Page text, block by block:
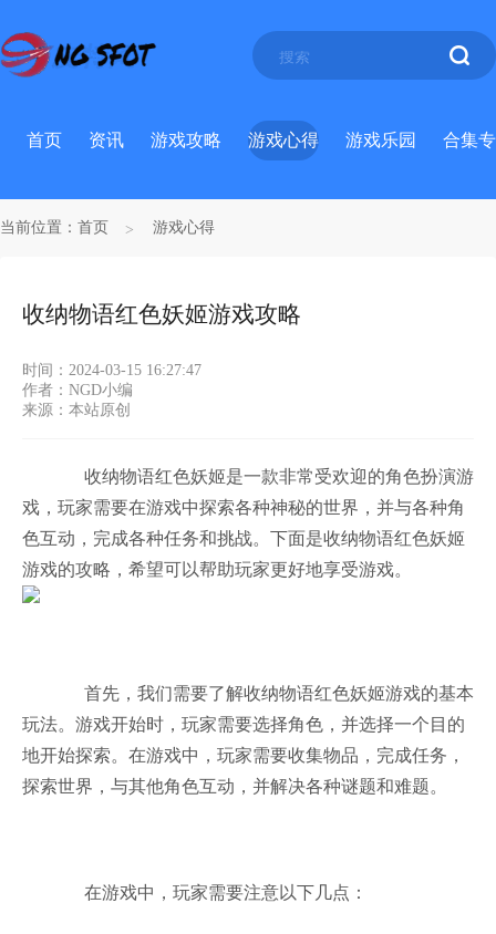
首页 资讯 游戏攻略 游戏心得 游戏乐园 合集
当前位置： 首页 游戏心得
收纳物语红色妖姬游戏攻略
时间：2024-03-15 16:27:47
作者：NGD小编
来源：本站原创
收纳物语红色妖姬是一款非常受欢迎的角色扮演游
戏，玩家需要在游戏中探索各种神秘的世界，并与各种角
色互动，完成各种任务和挑战。下面是收纳物语红色妖姬
游戏的攻略，希望可以帮助玩家更好地享受游戏。
首先，我们需要了解收纳物语红色妖姬游戏的基本
玩法。游戏开始时，玩家需要选择角色，并选择一个目的
地开始探索。在游戏中，玩家需要收集物品，完成任务，
探索世界，与其他角色互动，并解决各种谜题和难题。
在游戏中，玩家需要注意以下几点：